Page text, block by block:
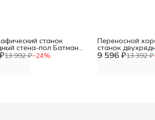
13 992 ₽−24%
станок
стена-пол Батман
дуб 2 м) DNN 9 596 ₽13 392 ₽
Переносной
станок
(поручень сосна